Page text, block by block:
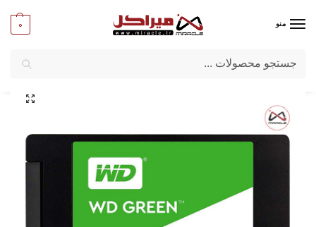
منو 0
میراکل/کامپیوتر/قطعات اصلی